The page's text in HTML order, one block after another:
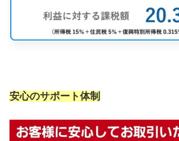
安心のサポート体制